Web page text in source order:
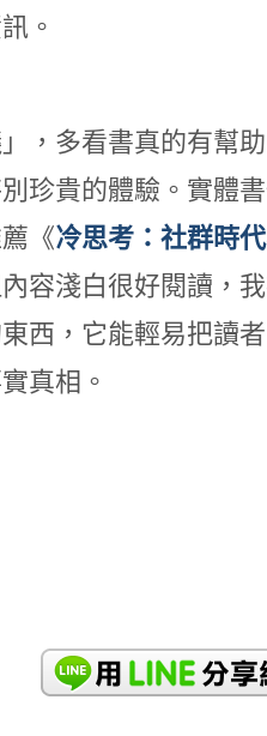
。
，多看書真的有幫
珍貴的體驗。實體
《冷思考：社群時
容淺白很好閱讀，
西，它能輕易把讀
真相。